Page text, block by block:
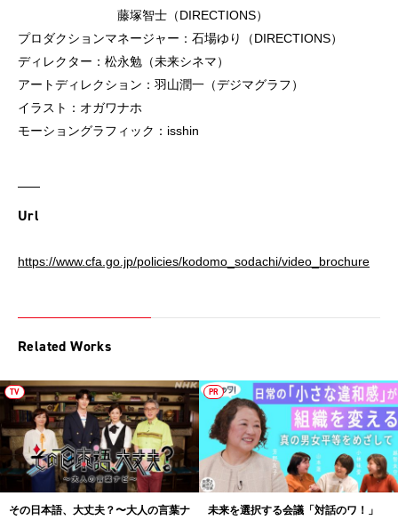
藤塚智士（DIRECTIONS）
プロダクションマネージャー：石場ゆり（DIRECTIONS）
ディレクター：松永勉（未来シネマ）
アートディレクション：羽山潤一（デジマグラフ）
イラスト：オガワナホ
モーショングラフィック：isshin
Url
https://www.cfa.go.jp/policies/kodomo_sodachi/video_brochure
Related Works
TV
その日本語、大丈夫？〜大人の言葉ナ
PR
未来を選択する会議「対話のワ！」